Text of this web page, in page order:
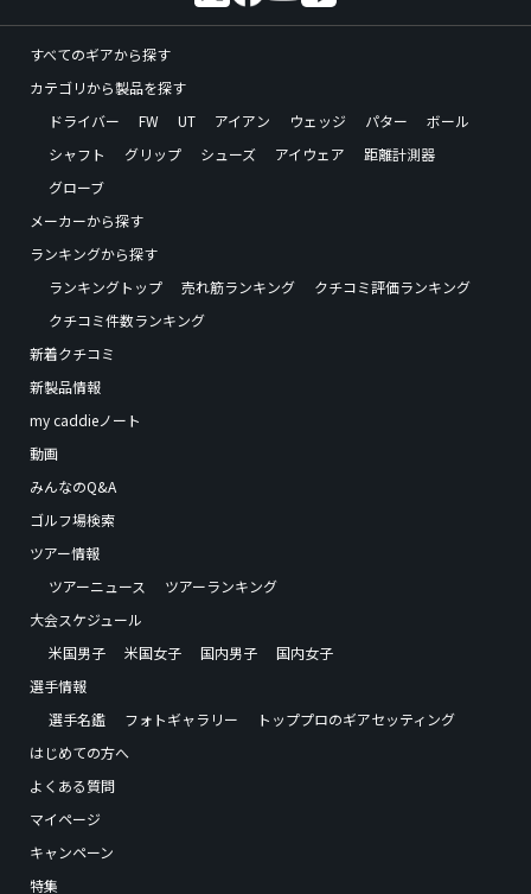
すべてのギアから探す
カテゴリから製品を探す
ドライバー
FW UT アイアン ウェッジ パター
ボール
シャフト
グリップ シューズ アイウェア
距離計測器
グローブ
メーカーから探す
ランキングから探す
ランキングトップ
売れ筋ランキング
クチコミ評価ランキング
クチコミ件数ランキング
新着クチコミ
新製品情報
my caddieノート
動画
みんなのQ&A
ゴルフ場検索
ツアー情報
ツアーニュース
ツアーランキング
大会スケジュール
米国男子
米国女子 国内男子
国内女子
選手情報
選手名鑑
フォトギャラリー
トッププロのギアセッティング
はじめての方へ
よくある質問
マイページ
キャンペーン
特集